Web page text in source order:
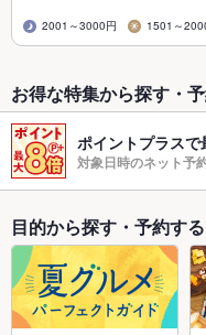
2001～3000円 1501～
お得な特集から探す・
ポイントプラスで
対象日時のネット予
目的から探す・予約する